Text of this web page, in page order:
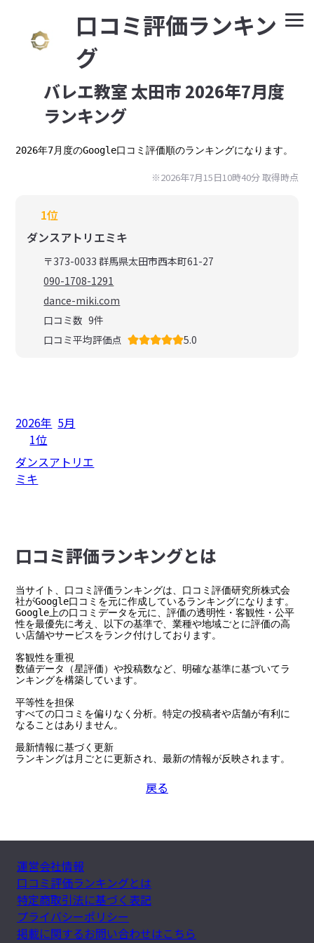
⼝コミ評価ランキン
グ
バレエ教室 太田市 2026年7月度
ランキング
2026年7月度のGoogle口コミ評価順のランキングになります。
※2026年7月15日10時40分 取得時点
1位
ダンスアトリエミキ
〒373-0033 群馬県太田市西本町61-27
090-1708-1291
dance-miki.com
口コミ数 9件
口コミ平均評価点
5.0
2026年 5月
1位
ダンスアトリエ
ミキ
⼝コミ評価ランキングとは
当サイト、口コミ評価ランキングは、口コミ評価研究所株式会
社がGoogle口コミを元に作成しているランキングになります。
Google上の口コミデータを元に、評価の透明性・客観性・公平
性を最優先に考え、以下の基準で、業種や地域ごとに評価の高
い店舗やサービスをランク付けしております。
客観性を重視
数値データ（星評価）や投稿数など、明確な基準に基づいてラ
ンキングを構築しています。
平等性を担保
すべての口コミを偏りなく分析。特定の投稿者や店舗が有利に
なることはありません。
最新情報に基づく更新
ランキングは月ごとに更新され、最新の情報が反映されます。
戻る
運営会社情報
口コミ評価ランキングとは
特定商取引法に基づく表記
プライバシーポリシー
掲載に関するお問い合わせはこちら